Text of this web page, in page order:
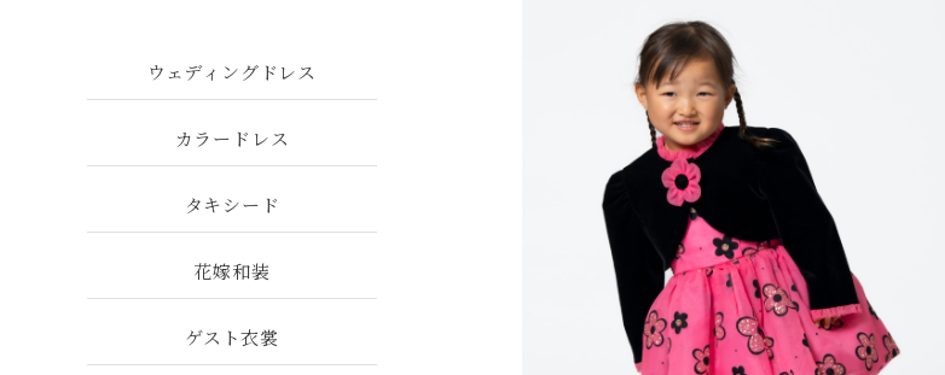
ウェディングドレス
カラードレス
タキシード
花嫁和装
ゲスト衣裳